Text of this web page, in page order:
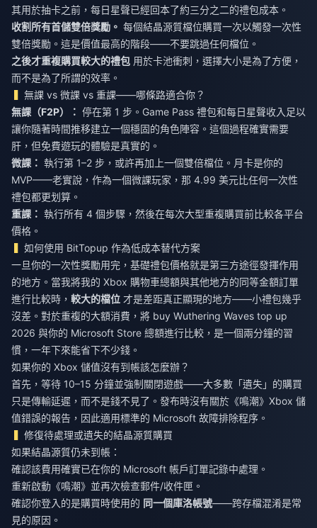
其用於抽卡之前，每日星聲已經回本了約三分之二的禮包成本。
收割所有首儲雙倍獎勵。 每個結晶源質檔位購買一次以觸發一次性
雙倍獎勵。這是價值最高的階段——不要跳過任何檔位。
之後才重複購買較大的禮包 用於卡池衝刺，選擇大小是為了方便，
而不是為了所謂的效率。
無課 vs 微課 vs 重課——哪條路適合你？
無課（F2P）： 停在第 1 步。Game Pass 禮包和每日星聲收入足以
讓你隨著時間推移建立一個穩固的角色陣容。這個過程確實需要
肝，但免費遊玩的體驗是真實的。
微課： 執行第 1–2 步，或許再加上一個雙倍檔位。月卡是你的
MVP——老實說，作為一個微課玩家，那 4.99 美元比任何一次性
禮包都更划算。
重課： 執行所有 4 個步驟，然後在每次大型重複購買前比較各平台
價格。
如何使用 BitTopup 作為低成本替代方案
一旦你的一次性獎勵用完，基礎禮包價格就是第三方途徑發揮作用
的地方。當我將我的 Xbox 購物車總額與其他地方的同等金額訂單
進行比較時， 較大的檔位 才是差距真正顯現的地方——小禮包幾乎
沒差。對於重複的大額消費，將 buy Wuthering Waves top up
2026 與你的 Microsoft Store 總額進行比較，是一個兩分鐘的習
慣，一年下來能省下不少錢。
如果你的 Xbox 儲值沒有到帳該怎麼辦？
首先，等待 10–15 分鐘並強制關閉遊戲——大多數「遺失」的購買
只是傳輸延遲，而不是錢不見了。發布時沒有關於《鳴潮》Xbox 儲
值錯誤的報告，因此適用標準的 Microsoft 故障排除程序。
修復待處理或遺失的結晶源質購買
如果結晶源質仍未到帳：
確認該費用確實已在你的 Microsoft 帳戶訂單記錄中處理。
重新啟動《鳴潮》並再次檢查郵件/收件匣。
確認你登入的是購買時使用的 同一個庫洛帳號——跨存檔混淆是常
見的原因。